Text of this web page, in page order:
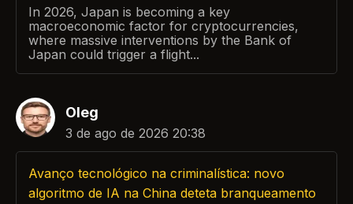
In 2026, Japan is becoming a key
macroeconomic factor for cryptocurrencies,
where massive interventions by the Bank of
Japan could trigger a flight...
Oleg
3 de ago de 2026 20:38
Avanço tecnológico na criminalística: novo
algoritmo de IA na China deteta branqueamento